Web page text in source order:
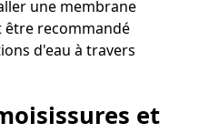
une membrane
recommandé
d'eau à travers
et